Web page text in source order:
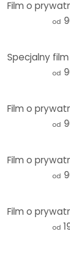
od
od
od
od
od